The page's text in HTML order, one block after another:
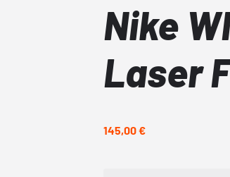
Nike
Laser
145,00 €